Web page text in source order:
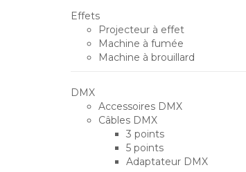
Effets
Projecteur à effet
Machine à fumée
Machine à brouillard
DMX
Accessoires DMX
Câbles DMX
3 points
5 points
Adaptateur DMX